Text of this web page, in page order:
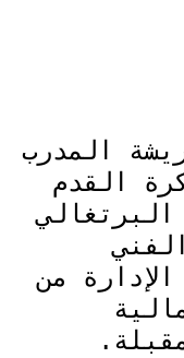
المدرب
القدم
البرتغالي
من